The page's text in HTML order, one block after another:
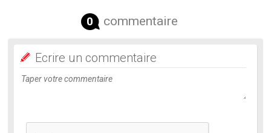
0 commentaire
Ecrire un commentaire